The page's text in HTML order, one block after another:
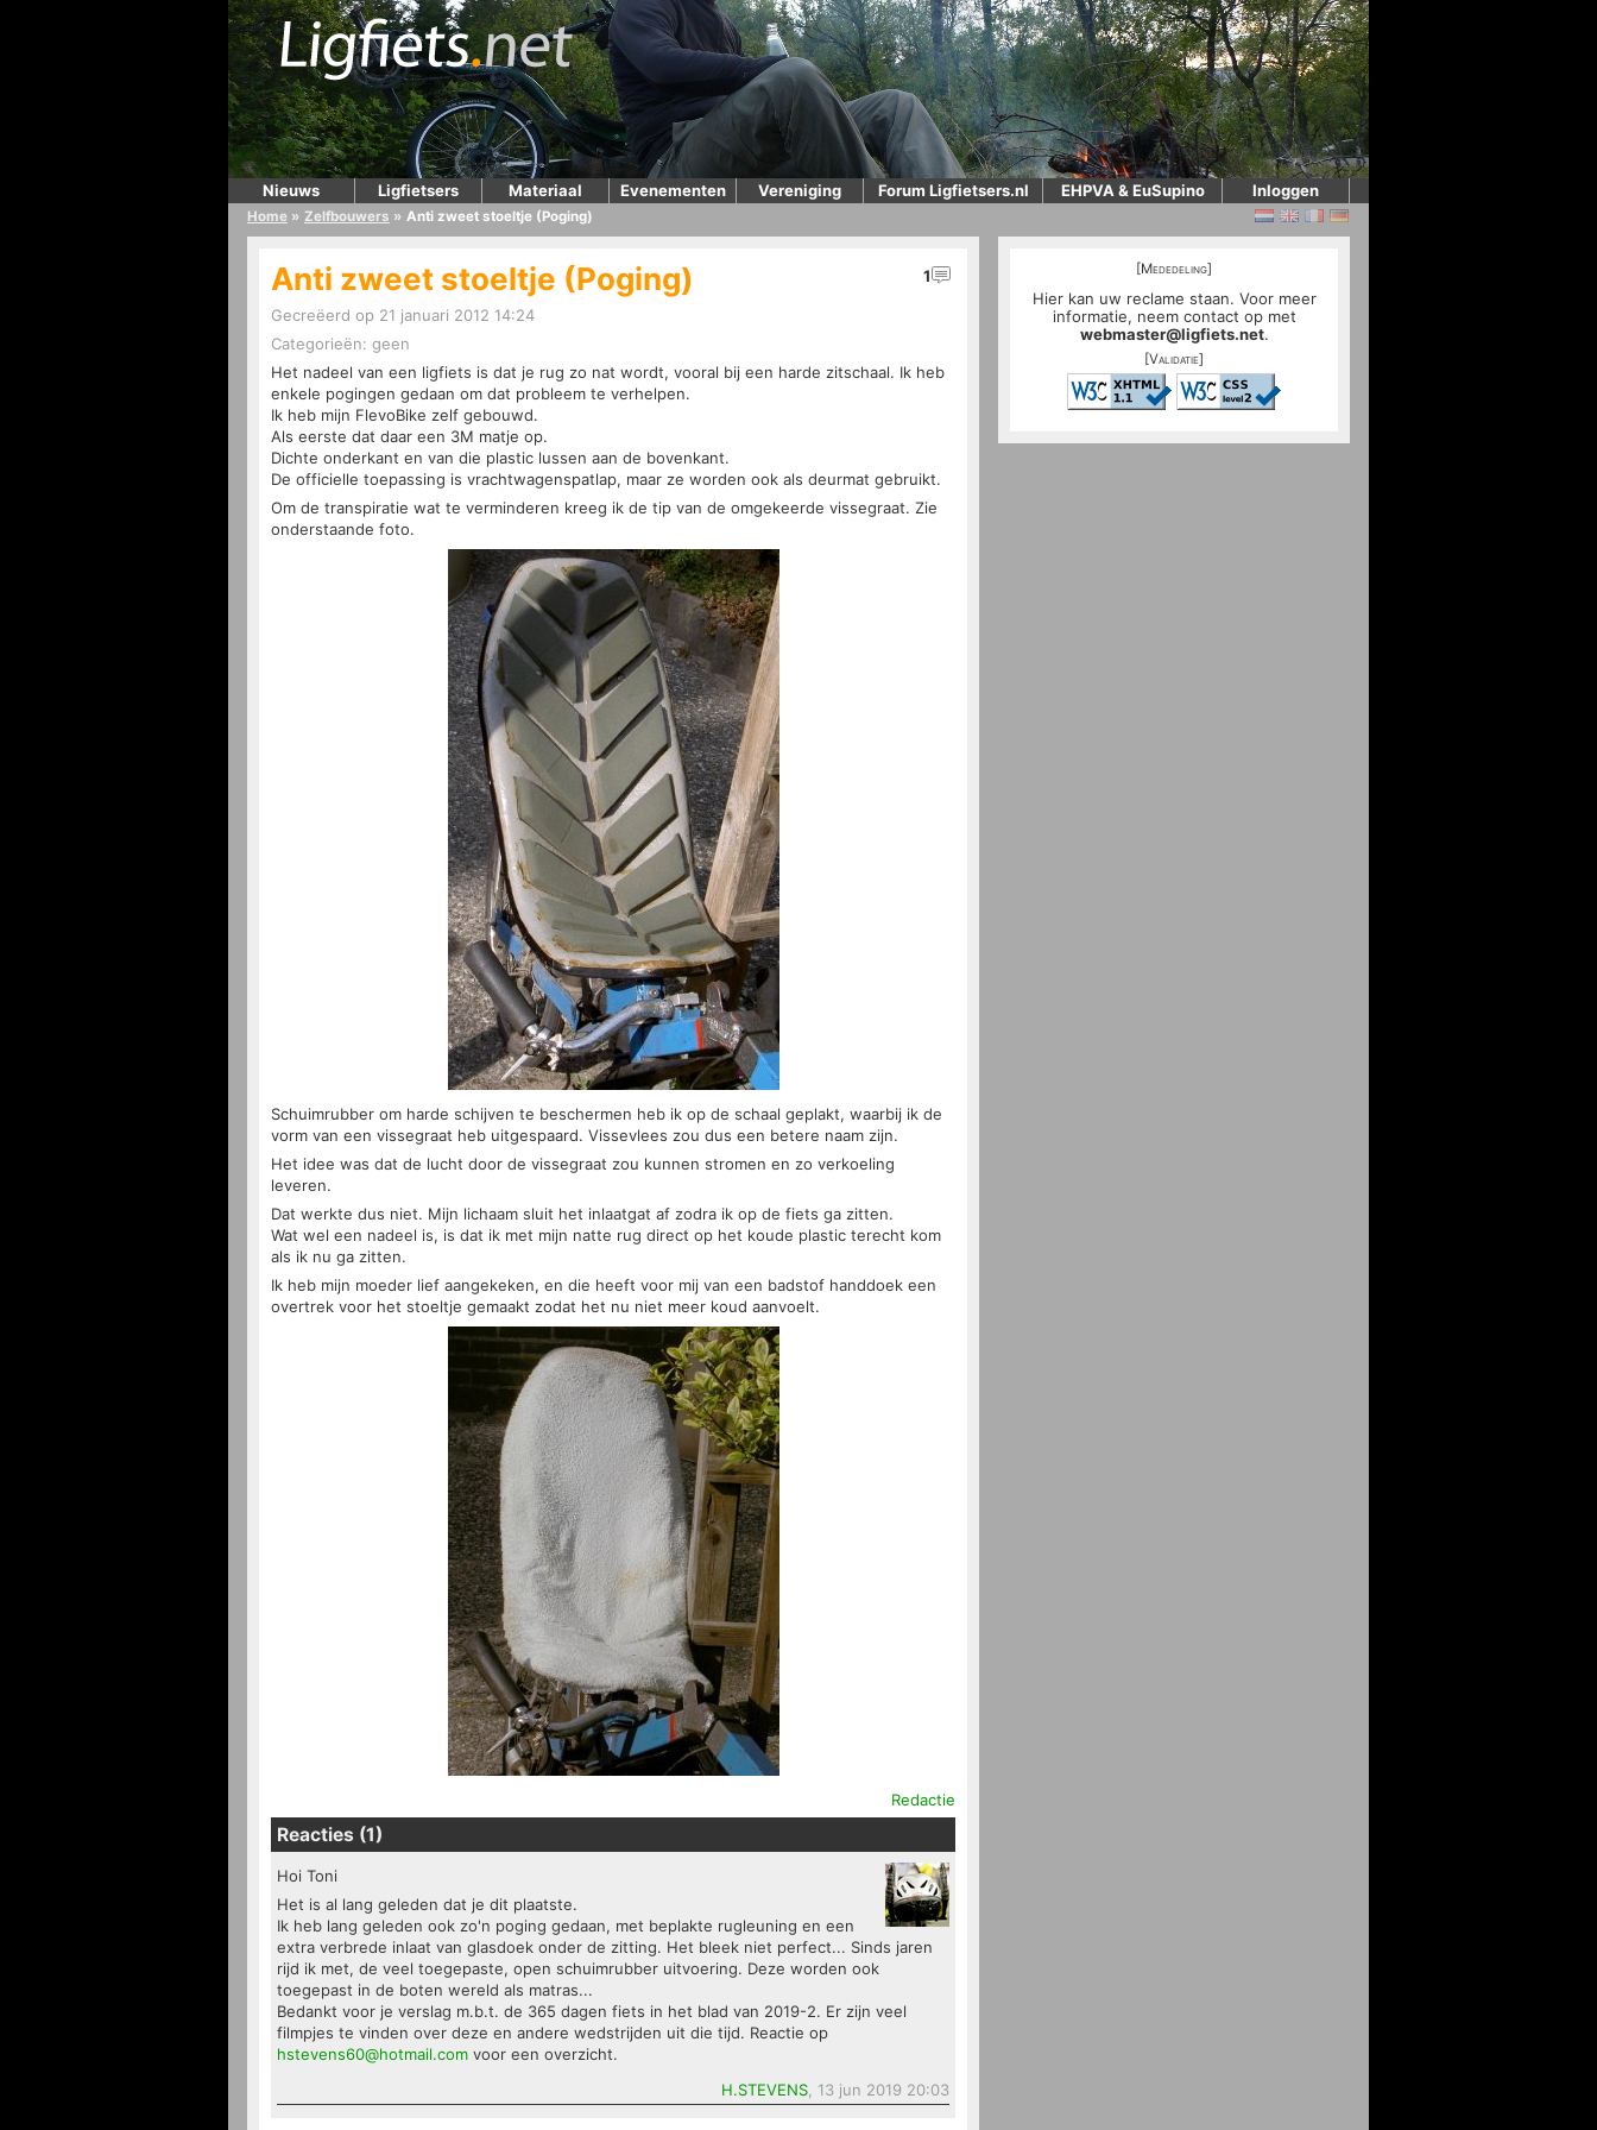
Nieuws Ligfietsers Materiaal Evenementen Vereniging Forum Ligfietsers.nl EHPVA & EuSupino Inloggen
Home » Zelfbouwers » Anti zweet stoeltje (Poging)
1
Anti zweet stoeltje (Poging)
Gecreëerd op 21 januari 2012 14:24
Categorieën: geen
Het nadeel van een ligfiets is dat je rug zo nat wordt, vooral bij een harde zitschaal. Ik heb
enkele pogingen gedaan om dat probleem te verhelpen.
Ik heb mijn FlevoBike zelf gebouwd.
Als eerste dat daar een 3M matje op.
Dichte onderkant en van die plastic lussen aan de bovenkant.
De officielle toepassing is vrachtwagenspatlap, maar ze worden ook als deurmat gebruikt.
Om de transpiratie wat te verminderen kreeg ik de tip van de omgekeerde vissegraat. Zie
onderstaande foto.
Schuimrubber om harde schijven te beschermen heb ik op de schaal geplakt, waarbij ik de
vorm van een vissegraat heb uitgespaard. Vissevlees zou dus een betere naam zijn.
Het idee was dat de lucht door de vissegraat zou kunnen stromen en zo verkoeling
leveren.
Dat werkte dus niet. Mijn lichaam sluit het inlaatgat af zodra ik op de fiets ga zitten.
Wat wel een nadeel is, is dat ik met mijn natte rug direct op het koude plastic terecht kom
als ik nu ga zitten.
Ik heb mijn moeder lief aangekeken, en die heeft voor mij van een badstof handdoek een
overtrek voor het stoeltje gemaakt zodat het nu niet meer koud aanvoelt.
Redactie
Reacties (1)
Hoi Toni
Het is al lang geleden dat je dit plaatste.
Ik heb lang geleden ook zo'n poging gedaan, met beplakte rugleuning en een
extra verbrede inlaat van glasdoek onder de zitting. Het bleek niet perfect... Sinds jaren
rijd ik met, de veel toegepaste, open schuimrubber uitvoering. Deze worden ook
toegepast in de boten wereld als matras...
Bedankt voor je verslag m.b.t. de 365 dagen fiets in het blad van 2019-2. Er zijn veel
filmpjes te vinden over deze en andere wedstrijden uit die tijd. Reactie op
hstevens60@hotmail.com voor een overzicht.
H.STEVENS , 13 jun 2019 20:03
[Mededeling]
Hier kan uw reclame staan. Voor meer
informatie, neem contact op met
webmaster@ligfiets.net.
[Validatie]